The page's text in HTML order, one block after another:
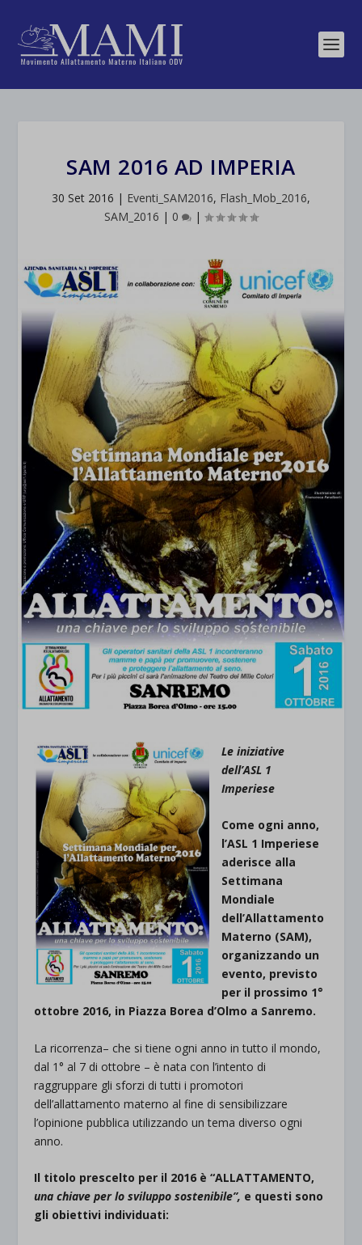
SAM 2016 AD IMPERIA
30 Set 2016 | Eventi_SAM2016, Flash_Mob_2016,
SAM_2016 | 0 |
Le iniziative
dell’ASL 1
Imperiese
Come ogni anno,
l’ASL 1 Imperiese
aderisce alla
Settimana
Mondiale
dell’Allattamento
Materno (SAM),
organizzando un
evento, previsto
per il prossimo 1°
ottobre 2016, in Piazza Borea d’Olmo a Sanremo.
La ricorrenza– che si tiene ogni anno in tutto il mondo,
dal 1° al 7 di ottobre – è nata con l’intento di
raggruppare gli sforzi di tutti i promotori
dell’allattamento materno al fine di sensibilizzare
l’opinione pubblica utilizzando un tema diverso ogni
anno.
Il titolo prescelto per il 2016 è “ALLATTAMENTO,
una chiave per lo sviluppo sostenibile”, e questi sono
gli obiettivi individuati: